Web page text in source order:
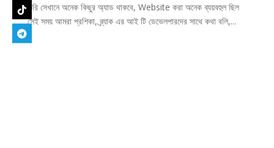
করি সেখানে অনেক কিছুর অ্যাড থাকবে, Website করা অনেক ব্যয়বহুল ছিল
সেই সময় আমরা প্রশিকা, ব্র্যাক এর আই টি ডেভেলপারদের সাথে কথা বলি,...